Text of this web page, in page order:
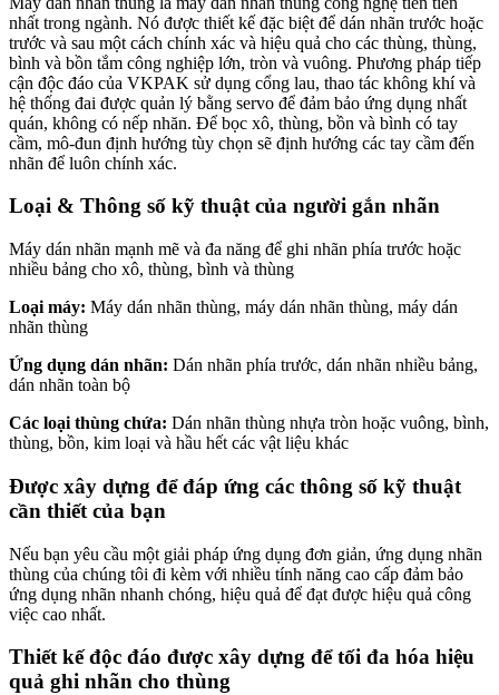
nhất trong ngành. Nó được thiết kế đặc biệt để dán nhãn trước hoặc
trước và sau một cách chính xác và hiệu quả cho các thùng, thùng,
bình và bồn tắm công nghiệp lớn, tròn và vuông. Phương pháp tiếp
cận độc đáo của VKPAK sử dụng cổng lau, thao tác không khí và
hệ thống đai được quản lý bằng servo để đảm bảo ứng dụng nhất
quán, không có nếp nhăn. Để bọc xô, thùng, bồn và bình có tay
cầm, mô-đun định hướng tùy chọn sẽ định hướng các tay cầm đến
nhãn để luôn chính xác.
Loại & Thông số kỹ thuật của người gắn nhãn
Máy dán nhãn mạnh mẽ và đa năng để ghi nhãn phía trước hoặc
nhiều bảng cho xô, thùng, bình và thùng
Loại máy: Máy dán nhãn thùng, máy dán nhãn thùng, máy dán
nhãn thùng
Ứng dụng dán nhãn: Dán nhãn phía trước, dán nhãn nhiều bảng,
dán nhãn toàn bộ
Các loại thùng chứa: Dán nhãn thùng nhựa tròn hoặc vuông, bình,
thùng, bồn, kim loại và hầu hết các vật liệu khác
Được xây dựng để đáp ứng các thông số kỹ thuật
cần thiết của bạn
Nếu bạn yêu cầu một giải pháp ứng dụng đơn giản, ứng dụng nhãn
thùng của chúng tôi đi kèm với nhiều tính năng cao cấp đảm bảo
ứng dụng nhãn nhanh chóng, hiệu quả để đạt được hiệu quả công
việc cao nhất.
Thiết kế độc đáo được xây dựng để tối đa hóa hiệu
quả ghi nhãn cho thùng